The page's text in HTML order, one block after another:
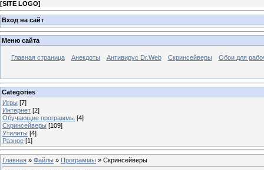
[SITE LOGO]
Вход на сайт
Меню сайта
Главная страница Анекдоты Антивирус Dr.Web Скринсейверы Обои для
Categories
Игры [7]
Интернет [2]
Обучающие программы [4]
Скринсейверы [109]
Утилиты [4]
Разное [1]
Главная » Файлы » Программы » Скринсейверы